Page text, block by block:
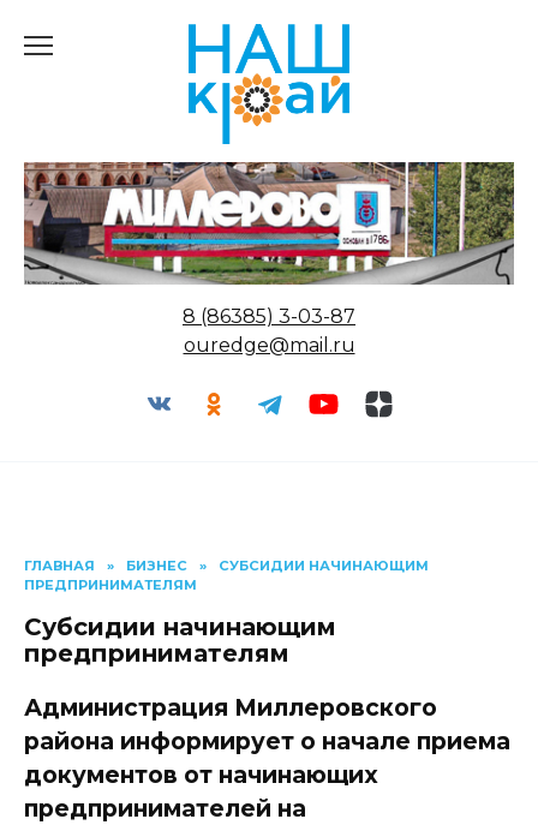
8 (86385) 3-03-87
ouredge@mail.ru
ГЛАВНАЯ » БИЗНЕС »
СУБСИДИИ НАЧИНАЮЩИМ
ПРЕДПРИНИМАТЕЛЯМ
Субсидии начинающим
предпринимателям
Администрация Миллеровского
района информирует о начале приема
документов от начинающих
предпринимателей на